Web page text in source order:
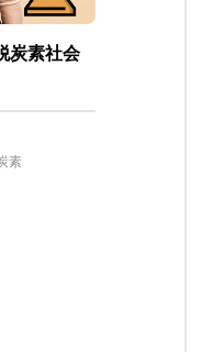
炭素社会
素